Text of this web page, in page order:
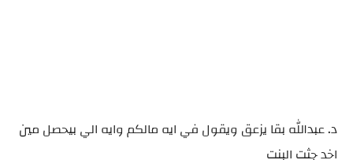
د. عبدالله بقا يزعق ويقول في ايه مالكم وايه الي بيحصل مين
اخد جثت البنت